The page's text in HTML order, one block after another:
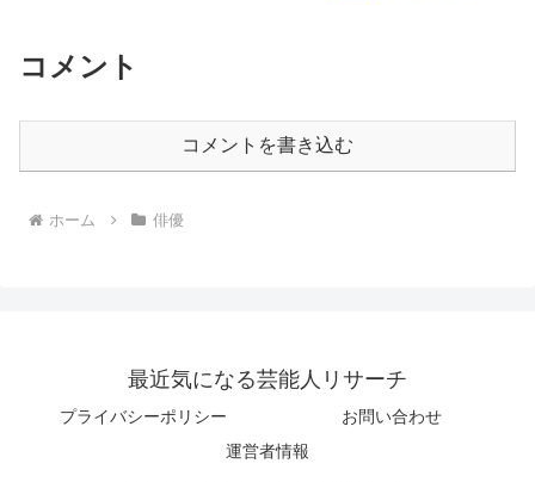
コメント
コメントを書き込む
ホーム 俳優
最近気になる芸能人リサーチ
プライバシーポリシー
お問い合わせ
運営者情報